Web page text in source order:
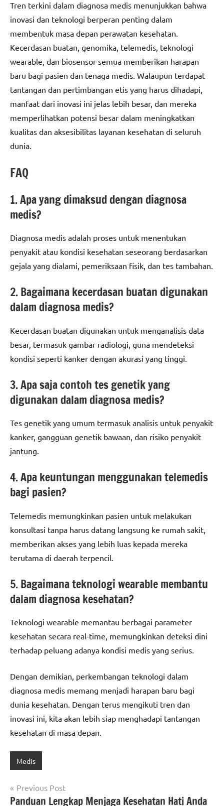
Tren terkini dalam diagnosa medis menunjukkan bahwa
inovasi dan teknologi berperan penting dalam
membentuk masa depan perawatan kesehatan.
Kecerdasan buatan, genomika, telemedis, teknologi
wearable, dan biosensor semua memberikan harapan
baru bagi pasien dan tenaga medis. Walaupun terdapat
tantangan dan pertimbangan etis yang harus dihadapi,
manfaat dari inovasi ini jelas lebih besar, dan mereka
memperlihatkan potensi besar dalam meningkatkan
kualitas dan aksesibilitas layanan kesehatan di seluruh
dunia.
FAQ
1. Apa yang dimaksud dengan diagnosa
medis?
Diagnosa medis adalah proses untuk menentukan
penyakit atau kondisi kesehatan seseorang berdasarkan
gejala yang dialami, pemeriksaan fisik, dan tes tambahan.
2. Bagaimana kecerdasan buatan digunakan
dalam diagnosa medis?
Kecerdasan buatan digunakan untuk menganalisis data
besar, termasuk gambar radiologi, guna mendeteksi
kondisi seperti kanker dengan akurasi yang tinggi.
3. Apa saja contoh tes genetik yang
digunakan dalam diagnosa medis?
Tes genetik yang umum termasuk analisis untuk penyakit
kanker, gangguan genetik bawaan, dan risiko penyakit
jantung.
4. Apa keuntungan menggunakan telemedis
bagi pasien?
Telemedis memungkinkan pasien untuk melakukan
konsultasi tanpa harus datang langsung ke rumah sakit,
memberikan akses yang lebih luas kepada mereka
terutama di daerah terpencil.
5. Bagaimana teknologi wearable membantu
dalam diagnosa kesehatan?
Teknologi wearable memantau berbagai parameter
kesehatan secara real-time, memungkinkan deteksi dini
terhadap peluang adanya kondisi medis yang serius.
Dengan demikian, perkembangan teknologi dalam
diagnosa medis memang menjadi harapan baru bagi
dunia kesehatan. Dengan terus mengikuti tren dan
inovasi ini, kita akan lebih siap menghadapi tantangan
kesehatan di masa depan.
Medis
Post
Previous Post
Panduan Lengkap Menjaga Kesehatan Hati Anda